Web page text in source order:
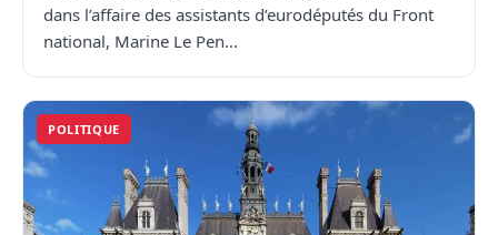
dans l’affaire des assistants d’eurodéputés du Front
national, Marine Le Pen…
POLITIQUE